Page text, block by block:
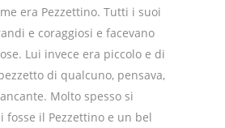
era Pezzettino. Tutti i suoi
e coraggiosi e facevano
Lui invece era piccolo e di
di qualcuno, pensava,
Molto spesso si
fosse il Pezzettino e un bel